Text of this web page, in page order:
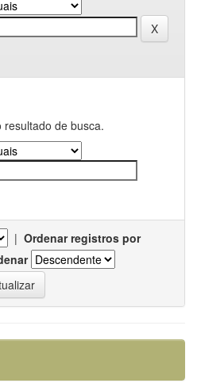
de busca.
| Ordenar registros por